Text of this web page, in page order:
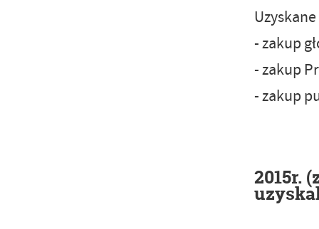
- zakup
- zakup
- zakup
2015r.